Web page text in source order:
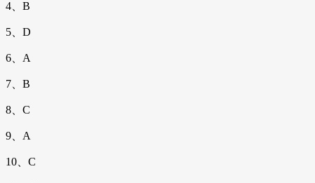
4、B
5、D
6、A
7、B
8、C
9、A
10、C